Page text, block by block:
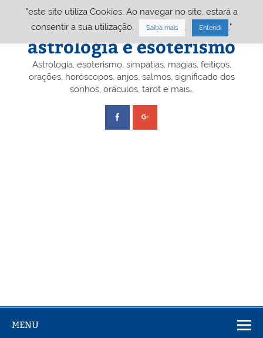
Portal A&E – Portal
astrologia e esoterismo
Astrologia, esoterismo, simpatias, magias, feitiços,
orações, horóscopos, anjos, salmos, significado dos
sonhos, oráculos, tarot e mais…
MENU
"este site utiliza Cookies. Ao navegar no site, estará a
consentir a sua utilização.
Saiba mais Entendi ."